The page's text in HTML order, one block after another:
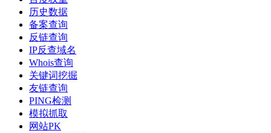
历史数据
备案查询
反链查询
IP反查域名
Whois查询
关键词挖掘
友链查询
PING检测
模拟抓取
网站PK